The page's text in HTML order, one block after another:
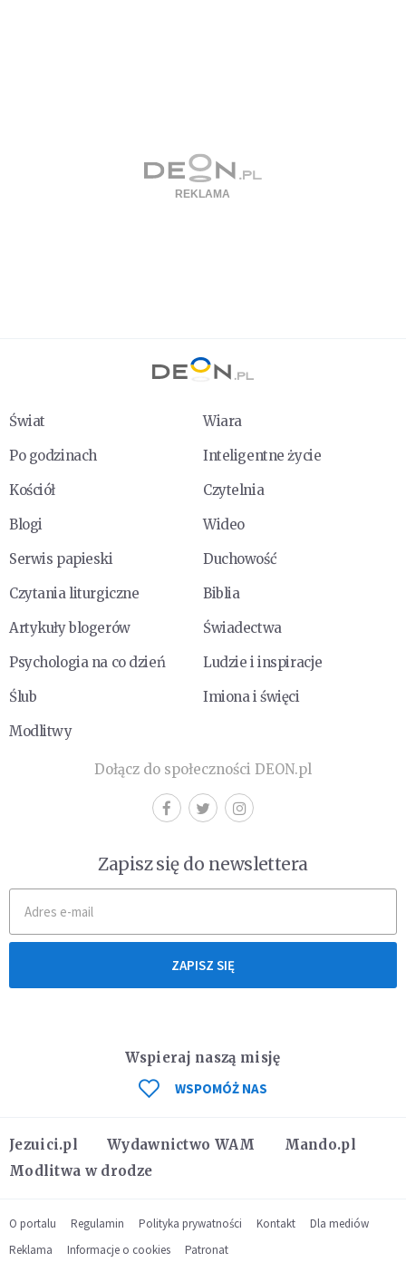
Świat
Wiara
Po godzinach
Inteligentne życie
Kościół
Czytelnia
Blogi
Wideo
Serwis papieski
Duchowość
Czytania liturgiczne
Biblia
Artykuły blogerów
Świadectwa
Psychologia na co dzień
Ludzie i inspiracje
Ślub
Imiona i święci
Modlitwy
Dołącz do społeczności DEON.pl
Zapisz się do newslettera
ZAPISZ SIĘ
Jezuici.pl Wydawnictwo WAM
Mando.pl
Modlitwa w drodze
Wspieraj naszą misję
WSPOMÓŻ NAS
O portalu Regulamin Polityka prywatności Kontakt
Dla mediów
Reklama
Informacje o cookies Patronat